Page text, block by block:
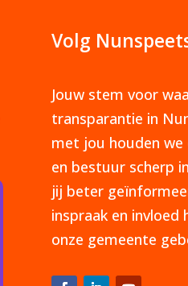
Volg
Jouw stem voor
transparantie in
met jou houden we
en bestuur scherp
jij beter
inspraak en
onze gemeente